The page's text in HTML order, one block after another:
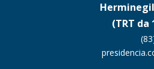
(TRT da